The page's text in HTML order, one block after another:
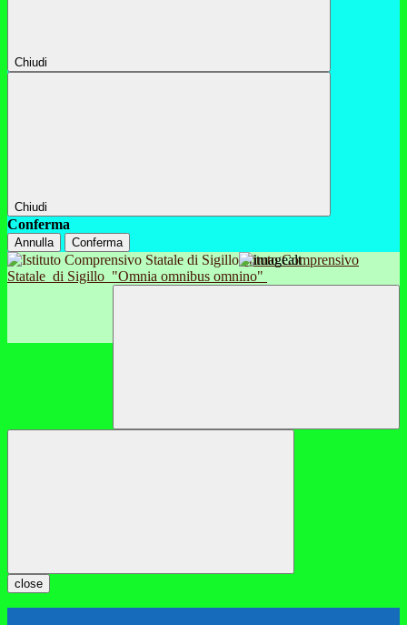
Chiudi
Chiudi
Conferma
Annulla Conferma
Istituto Comprensivo
Statale di Sigillo "Omnia omnibus omnino"
close